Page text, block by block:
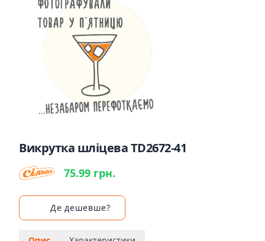
Викрутка шліцева TD2672-41
75.99 грн.
Де дешевше?